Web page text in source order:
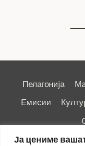
Ја цениме
Пелагонија
Емисии